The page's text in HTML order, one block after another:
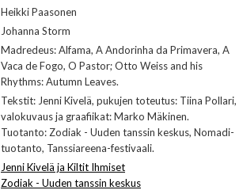
Heikki Paasonen
Johanna Storm
Madredeus: Alfama, A Andorinha da Primavera, A
Vaca de Fogo, O Pastor; Otto Weiss and his
Rhythms: Autumn Leaves.
Tekstit: Jenni Kivelä, pukujen toteutus: Tiina Pollari,
valokuvaus ja graafiikat: Marko Mäkinen.
Tuotanto: Zodiak - Uuden tanssin keskus, Nomadi-
tuotanto, Tanssiareena-festivaali.
Jenni Kivelä ja Kiltit Ihmiset
Zodiak - Uuden tanssin keskus